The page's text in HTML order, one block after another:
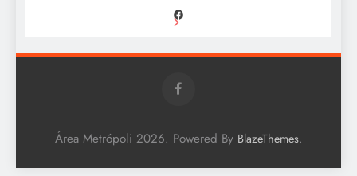
Área Metrópoli 2026. Powered By BlazeThemes.